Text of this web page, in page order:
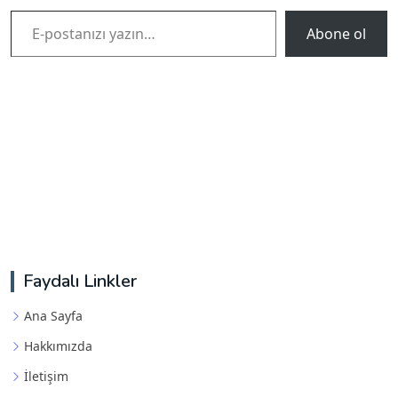
E-postanızı yazın…
Abone ol
Faydalı Linkler
Ana Sayfa
Hakkımızda
İletişim